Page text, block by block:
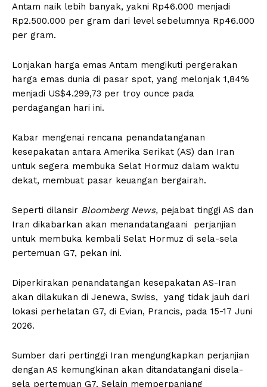
Antam naik lebih banyak, yakni Rp46.000 menjadi
Rp2.500.000 per gram dari level sebelumnya Rp46.000
per gram.
Lonjakan harga emas Antam mengikuti pergerakan
harga emas dunia di pasar spot, yang melonjak 1,84%
menjadi US$4.299,73 per troy ounce pada
perdagangan hari ini.
Kabar mengenai rencana penandatanganan
kesepakatan antara Amerika Serikat (AS) dan Iran
untuk segera membuka Selat Hormuz dalam waktu
dekat, membuat pasar keuangan bergairah.
Seperti dilansir Bloomberg News, pejabat tinggi AS dan
Iran dikabarkan akan menandatangaani perjanjian
untuk membuka kembali Selat Hormuz di sela-sela
pertemuan G7, pekan ini.
Diperkirakan penandatangan kesepakatan AS-Iran
akan dilakukan di Jenewa, Swiss, yang tidak jauh dari
lokasi perhelatan G7, di Evian, Prancis, pada 15-17 Juni
2026.
Sumber dari pertinggi Iran mengungkapkan perjanjian
dengan AS kemungkinan akan ditandatangani disela-
sela pertemuan G7. Selain memperpanjang